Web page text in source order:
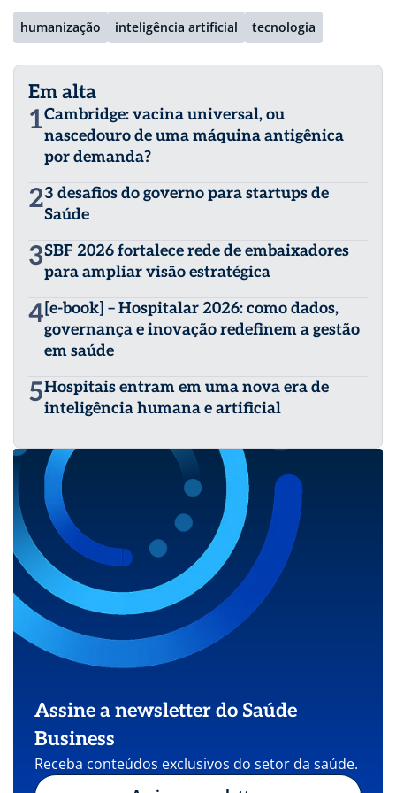
humanização inteligência artificial tecnologia
Em alta
1Cambridge: vacina universal, ou
nascedouro de uma máquina antigênica
por demanda?
23 desafios do governo para startups de
Saúde
3SBF 2026 fortalece rede de embaixadores
para ampliar visão estratégica
4[e-book] – Hospitalar 2026: como dados,
governança e inovação redefinem a gestão
em saúde
5Hospitais entram em uma nova era de
inteligência humana e artificial
Assine a newsletter do Saúde
Business
Receba conteúdos exclusivos do setor da saúde.